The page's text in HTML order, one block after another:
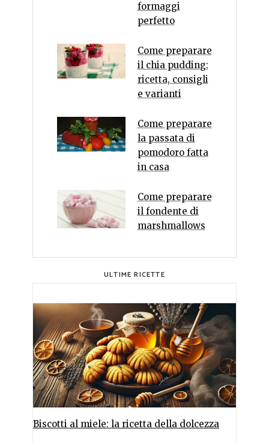
formaggi
perfetto
Come preparare
il chia pudding:
ricetta, consigli
e varianti
Come preparare
la passata di
pomodoro fatta
in casa
Come preparare
il fondente di
marshmallows
ULTIME RICETTE
Biscotti al miele: la ricetta della dolcezza